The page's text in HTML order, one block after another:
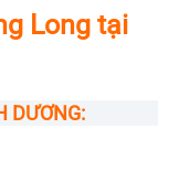
Long tại
DƯƠNG: